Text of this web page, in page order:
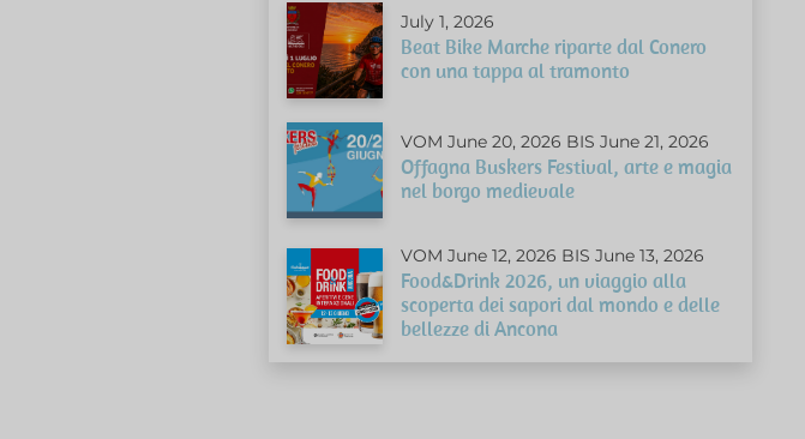
July 1, 2026
Beat Bike Marche riparte dal Conero
con una tappa al tramonto
VOM June 20, 2026 BIS June 21, 2026
Offagna Buskers Festival, arte e magia
nel borgo medievale
VOM June 12, 2026 BIS June 13, 2026
Food&Drink 2026, un viaggio alla
scoperta dei sapori dal mondo e delle
bellezze di Ancona